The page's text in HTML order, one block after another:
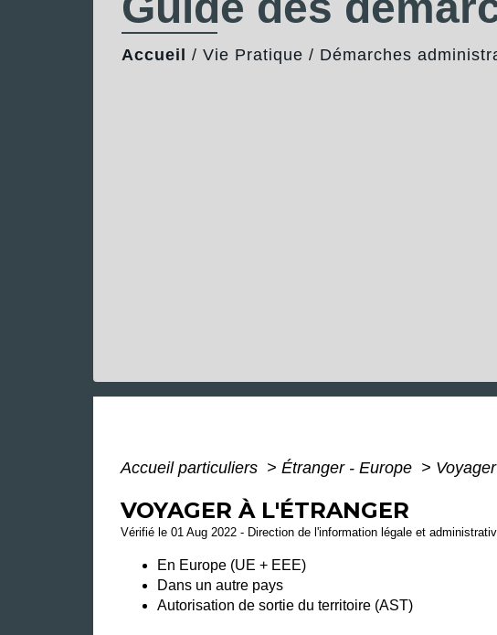
Accueil / Vie Pratique / Démarches
Accueil particuliers > Étranger - Europe >
VOYAGER À L'ÉTRANGER
Vérifié le 01 Aug 2022 - Direction de l'information légale et
En Europe (UE + EEE)
Dans un autre pays
Autorisation de sortie du territoire (AST)